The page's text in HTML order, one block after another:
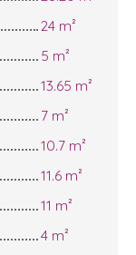
24 m²
5 m²
13.65 m²
7 m²
10.7 m²
11.6 m²
11 m²
4 m²